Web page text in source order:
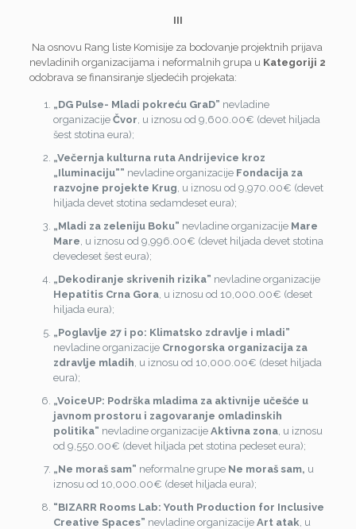
III
Na osnovu Rang liste Komisije za bodovanje projektnih prijava
nevladinih organizacijama i neformalnih grupa u Kategoriji 2
odobrava se finansiranje sljedećih projekata:
„DG Pulse- Mladi pokreću GraD” nevladine
organizacije Čvor, u iznosu od 9,600.00€ (devet hiljada
šest stotina eura);
„Večernja kulturna ruta Andrijevice kroz
„Iluminaciju”” nevladine organizacije Fondacija za
razvojne projekte Krug, u iznosu od 9,970.00€ (devet
hiljada devet stotina sedamdeset eura);
„Mladi za zeleniju Boku” nevladine organizacije Mare
Mare, u iznosu od 9,996.00€ (devet hiljada devet stotina
devedeset šest eura);
„Dekodiranje skrivenih rizika” nevladine organizacije
Hepatitis Crna Gora, u iznosu od 10,000.00€ (deset
hiljada eura);
„Poglavlje 27 i po: Klimatsko zdravlje i mladi”
nevladine organizacije Crnogorska organizacija za
zdravlje mladih, u iznosu od 10,000.00€ (deset hiljada
eura);
„VoiceUP: Podrška mladima za aktivnije učešće u
javnom prostoru i zagovaranje omladinskih
politika” nevladine organizacije Aktivna zona, u iznosu
od 9,550.00€ (devet hiljada pet stotina pedeset eura);
„Ne moraš sam” neformalne grupe Ne moraš sam, u
iznosu od 10,000.00€ (deset hiljada eura);
“BIZARR Rooms Lab: Youth Production for Inclusive
Creative Spaces” nevladine organizacije Art atak, u